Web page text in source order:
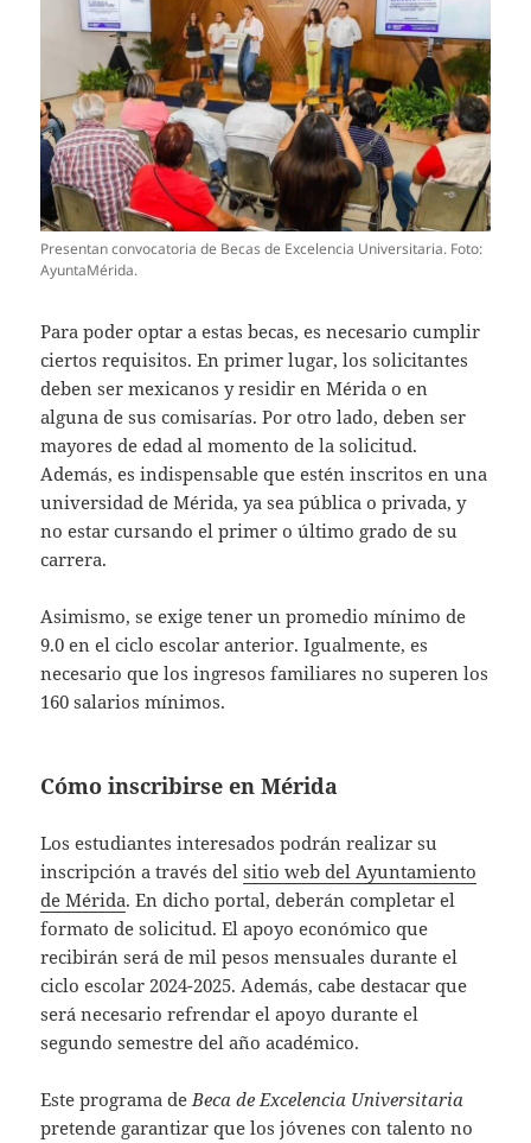
Presentan convocatoria de Becas de Excelencia Universitaria. Foto:
AyuntaMérida.
Para poder optar a estas becas, es necesario cumplir
ciertos requisitos. En primer lugar, los solicitantes
deben ser mexicanos y residir en Mérida o en
alguna de sus comisarías. Por otro lado, deben ser
mayores de edad al momento de la solicitud.
Además, es indispensable que estén inscritos en una
universidad de Mérida, ya sea pública o privada, y
no estar cursando el primer o último grado de su
carrera.
Asimismo, se exige tener un promedio mínimo de
9.0 en el ciclo escolar anterior. Igualmente, es
necesario que los ingresos familiares no superen los
160 salarios mínimos.
Cómo inscribirse en Mérida
Los estudiantes interesados podrán realizar su
inscripción a través delsitio web del Ayuntamiento
de Mérida. En dicho portal, deberán completar el
formato de solicitud. El apoyo económico que
recibirán será de mil pesos mensuales durante el
ciclo escolar 2024-2025. Además, cabe destacar que
será necesario refrendar el apoyo durante el
segundo semestre del año académico.
Este programa de Beca de Excelencia Universitaria
pretende garantizar que los jóvenes con talento no